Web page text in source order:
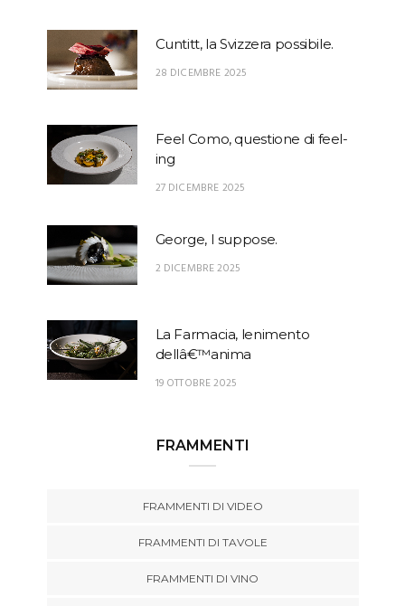
Cuntitt, la Svizzera possibile.
28 DICEMBRE 2025
Feel Como, questione di feel-
ing
27 DICEMBRE 2025
George, I suppose.
2 DICEMBRE 2025
La Farmacia, lenimento
dellâ€™anima
19 OTTOBRE 2025
FRAMMENTI
FRAMMENTI DI VIDEO
FRAMMENTI DI TAVOLE
FRAMMENTI DI VINO